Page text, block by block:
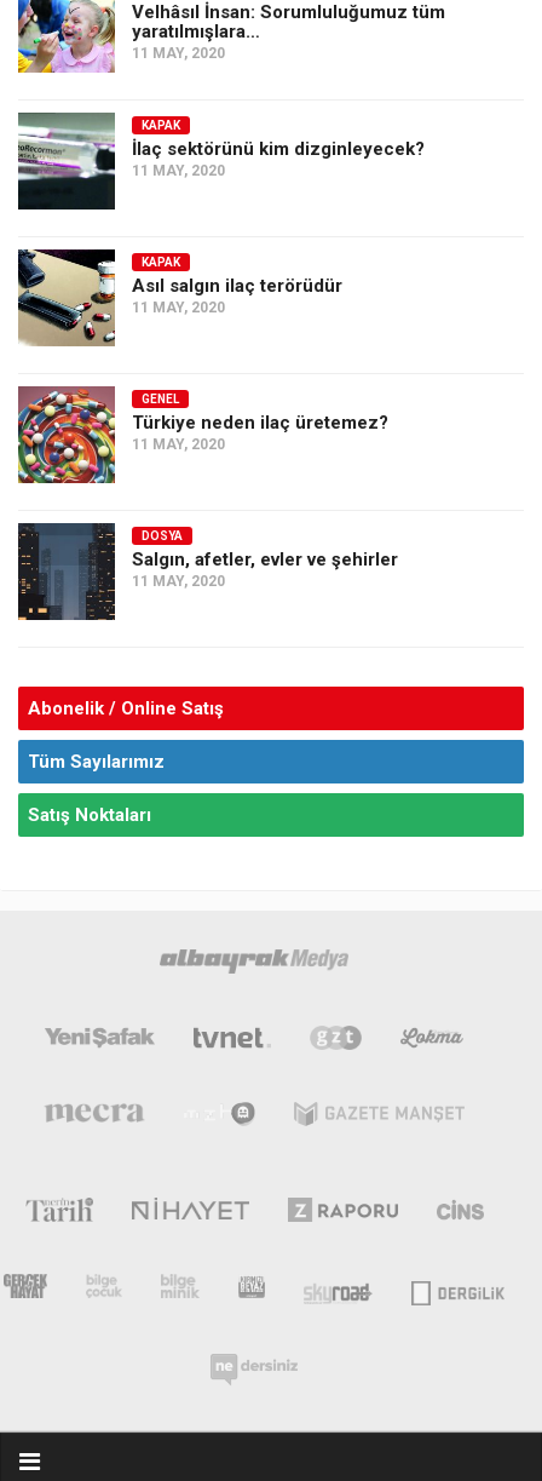
Velhâsıl İnsan: Sorumluluğumuz tüm
yaratılmışlara…
11 MAY, 2020
KAPAK
İlaç sektörünü kim dizginleyecek?
11 MAY, 2020
KAPAK
Asıl salgın ilaç terörüdür
11 MAY, 2020
GENEL
Türkiye neden ilaç üretemez?
11 MAY, 2020
DOSYA
Salgın, afetler, evler ve şehirler
11 MAY, 2020
Abonelik / Online Satış
Tüm Sayılarımız
Satış Noktaları